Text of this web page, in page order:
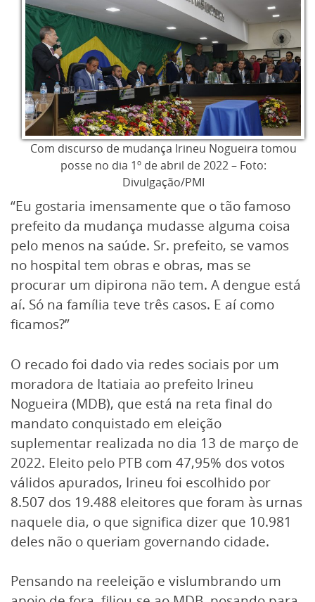
Com discurso de mudança Irineu Nogueira tomou
posse no dia 1º de abril de 2022 – Foto:
Divulgação/PMI
“Eu gostaria imensamente que o tão famoso
prefeito da mudança mudasse alguma coisa
pelo menos na saúde. Sr. prefeito, se vamos
no hospital tem obras e obras, mas se
procurar um dipirona não tem. A dengue está
aí. Só na família teve três casos. E aí como
ficamos?”
O recado foi dado via redes sociais por um
moradora de Itatiaia ao prefeito Irineu
Nogueira (MDB), que está na reta final do
mandato conquistado em eleição
suplementar realizada no dia 13 de março de
2022. Eleito pelo PTB com 47,95% dos votos
válidos apurados, Irineu foi escolhido por
8.507 dos 19.488 eleitores que foram às urnas
naquele dia, o que significa dizer que 10.981
deles não o queriam governando cidade.
Pensando na reeleição e vislumbrando um